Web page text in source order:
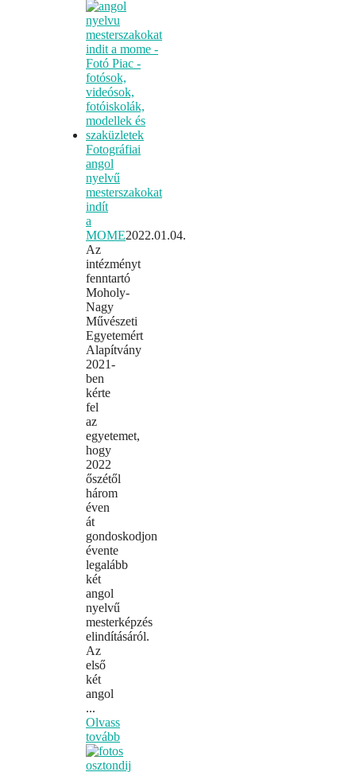
Fotográfiai
angol
nyelvű
mesterszakokat
indít
a
MOME2022.01.04.
Az
intézményt
fenntartó
Moholy-
Nagy
Művészeti
Egyetemért
Alapítvány
2021-
ben
kérte
fel
az
egyetemet,
hogy
2022
őszétől
három
éven
át
gondoskodjon
évente
legalább
két
angol
nyelvű
mesterképzés
elindításáról.
Az
első
két
angol
...
Olvass
tovább